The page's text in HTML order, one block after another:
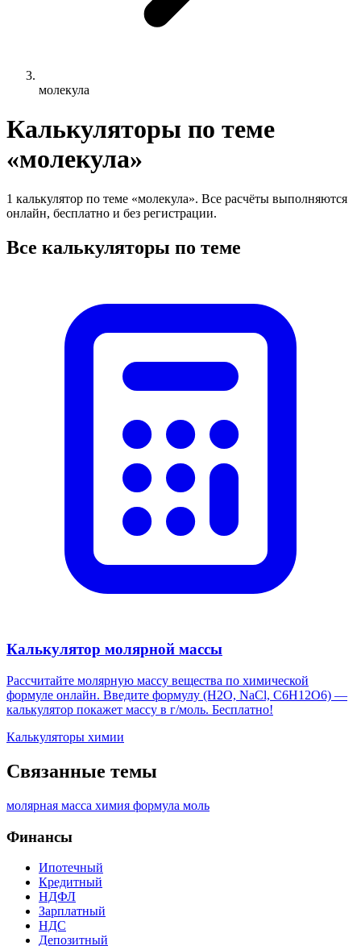
молекула
Калькуляторы по теме
«молекула»
1 калькулятор по теме «молекула». Все расчёты выполняются
онлайн, бесплатно и без регистрации.
Все калькуляторы по теме
Калькулятор молярной массы
Рассчитайте молярную массу вещества по химической
формуле онлайн. Введите формулу (H2O, NaCl, C6H12O6) —
калькулятор покажет массу в г/моль. Бесплатно!
Калькуляторы химии
Связанные темы
молярная масса химия формула моль
Финансы
Ипотечный
Кредитный
НДФЛ
Зарплатный
НДС
Депозитный